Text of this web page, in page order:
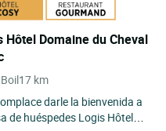
Hôtel Domaine du Cheval
17 km
darle la bienvenida a
de huéspedes Logis Hôtel